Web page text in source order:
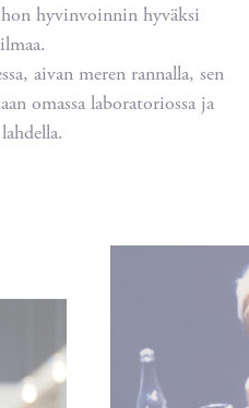
hyvinvoinnin hyväksi
aivan meren rannalla, sen
omassa laboratoriossa ja